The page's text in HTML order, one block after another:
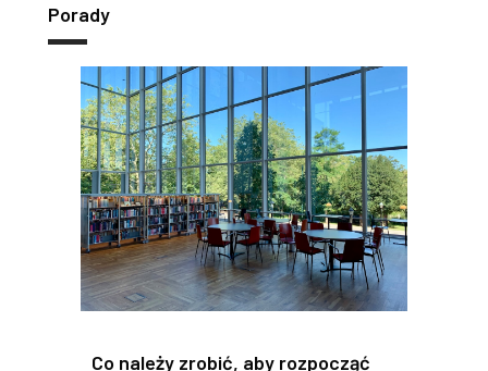
Porady
Co należy zrobić, aby rozpocząć